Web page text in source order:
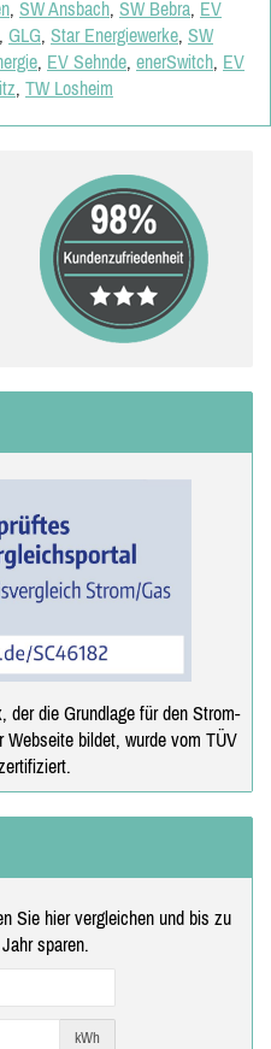
, SW Ansbach, SW Bebra, EV
, GLG, Star Energiewerke, SW
, EV Sehnde, enerSwitch, EV
, TW Losheim
der die Grundlage für den Strom-
Webseite bildet, wurde vom TÜV
Sie hier vergleichen und bis zu
sparen.
kWh